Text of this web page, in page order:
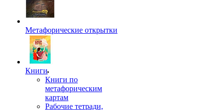
Метафорические открытки
Книги
Книги по
метафорическим
картам
Рабочие тетради,